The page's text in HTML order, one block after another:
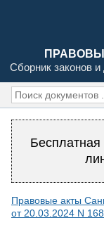
Сборник законов
Бесплатная
Правовые акты
от 20.03.2024 N